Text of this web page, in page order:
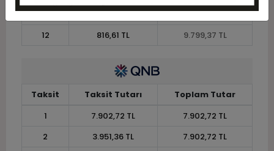
11
876,48 TL
9.641,32 TL
12
816,61 TL 9.799,37 TL
Taksit Taksit Tutarı
Toplam Tutar
1
7.902,72 TL
7.902,72 TL
2
3.951,36 TL
7.902,72 TL